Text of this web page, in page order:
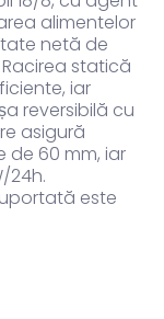
alimentelor
netă de
statică
iar
reversibilă cu
asigură
de 60 mm, iar
24h.
este